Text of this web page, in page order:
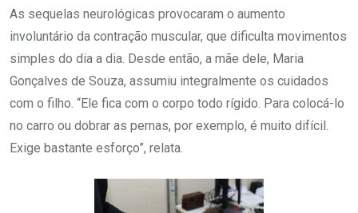
As sequelas neurológicas provocaram o aumento
involuntário da contração muscular, que dificulta movimentos
simples do dia a dia. Desde então, a mãe dele, Maria
Gonçalves de Souza, assumiu integralmente os cuidados
com o filho. “Ele fica com o corpo todo rígido. Para colocá-lo
no carro ou dobrar as pernas, por exemplo, é muito difícil.
Exige bastante esforço”, relata.